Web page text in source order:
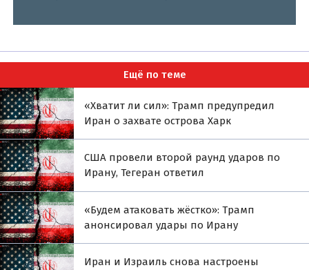
Ещё по теме
«Хватит ли сил»: Трамп предупредил
Иран о захвате острова Харк
США провели второй раунд ударов по
Ирану, Тегеран ответил
«Будем атаковать жёстко»: Трамп
анонсировал удары по Ирану
Иран и Израиль снова настроены